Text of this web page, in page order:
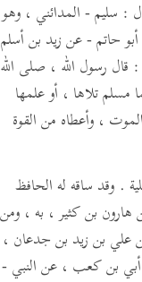
: سليم - المدائني ، وهو
حاتم - عن زيد بن أسلم
: قال رسول الله ، صلى الله
مسلم تلاها ، أو علمها
، وأعطاه من القوة
. وقد ساقه له الحافظ
بن كثير ، به ، ومن
علي بن زيد بن جدعان ،
بن كعب ، عن النبي -